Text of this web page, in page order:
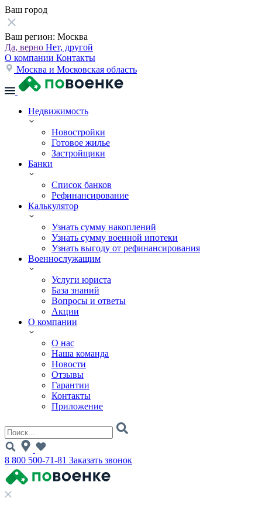
Ваш город
Ваш регион: Москва
Да, верно Нет, другой
О компании Контакты
Москва и Московская область
Недвижимость
Новостройки
Готовое жилье
Застройщики
Банки
Список банков
Рефинансирование
Калькулятор
Узнать сумму накоплений
Узнать сумму военной ипотеки
Узнать выгоду от рефинансирования
Военнослужащим
Услуги юриста
База знаний
Вопросы и ответы
Акции
О компании
О нас
Наша команда
Новости
Отзывы
Гарантии
Контакты
Приложение
8 800 500-71-81 Заказать звонок